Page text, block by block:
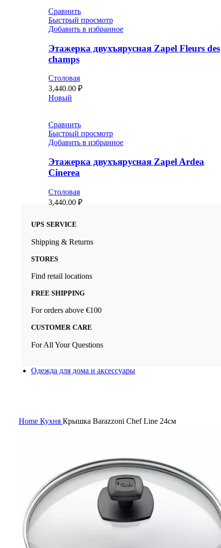
Сравнить
Быстрый просмотр
Добавить в избранное
Этажерка двухъярусная Zapel Fleurs des
champs
Столовая
3,440.00 ₽
Новый
Сравнить
Быстрый просмотр
Добавить в избранное
Этажерка двухъярусная Zapel Ardea
Cinerea
Столовая
3,440.00 ₽
UPS SERVICE
Shipping & Returns
STORES
Find retail locations
FREE SHIPPING
For orders above €100
CUSTOMER CARE
For All Your Questions
Одежда для дома и аксессуары
Home Кухня Крышка Barazzoni Chef Line 24см